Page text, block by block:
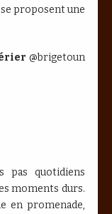
se proposent une
@brigetoun
pas quotidiens
moments durs.
en promenade,